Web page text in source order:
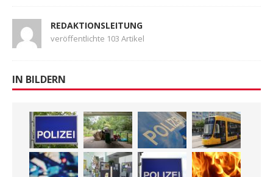
REDAKTIONSLEITUNG
veröffentlichte 103 Artikel
IN BILDERN